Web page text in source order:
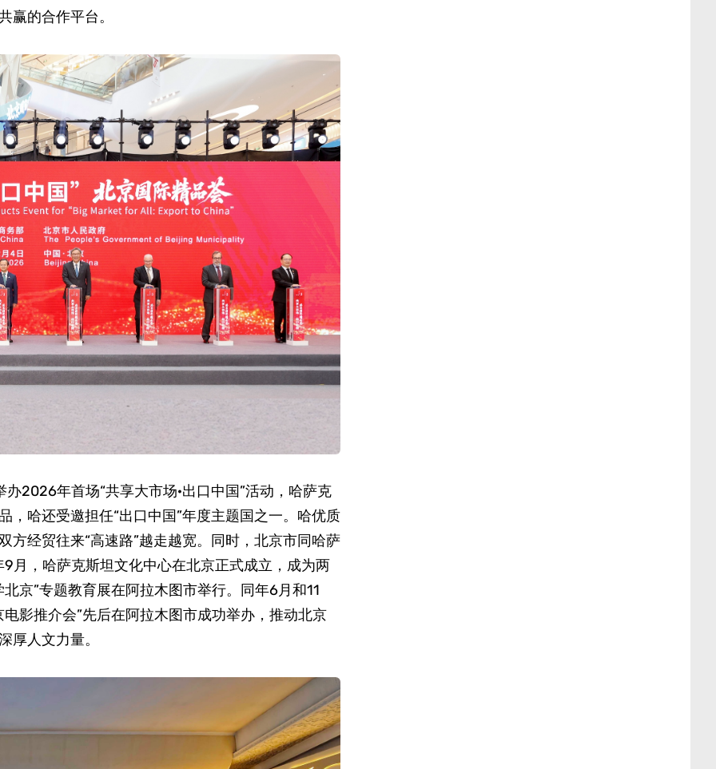
赢的合作平台。
2026年首场“共享大市场·出口中国”活动，哈萨克
，哈还受邀担任“出口中国”年度主题国之一。哈优质
方经贸往来“高速路”越走越宽。同时，北京市同哈萨
月，哈萨克斯坦文化中心在北京正式成立，成为两
京”专题教育展在阿拉木图市举行。同年6月和11
电影推介会”先后在阿拉木图市成功举办，推动北京
厚人文力量。